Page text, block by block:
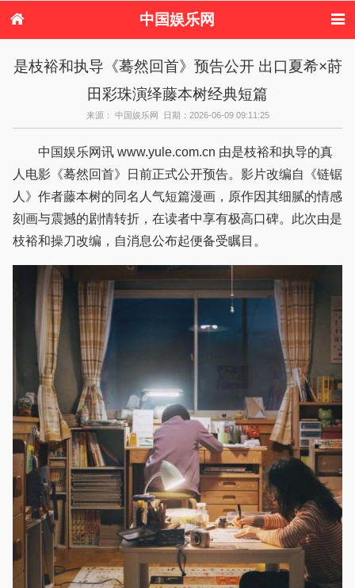
中国娱乐网
电视剧
演唱会 综艺节目
偶像活动
是枝裕和执导《蓦然回首》预告公开 出口夏希×莳
田彩珠演绎藤本树经典短篇
来源： 中国娱乐网 日期：2026-06-09 09:11:25
中国娱乐网讯 www.yule.com.cn 由是枝裕和执导的真
人电影《蓦然回首》日前正式公开预告。影片改编自《链锯
人》作者藤本树的同名人气短篇漫画，原作因其细腻的情感
刻画与震撼的剧情转折，在读者中享有极高口碑。此次由是
枝裕和操刀改编，自消息公布起便备受瞩目。